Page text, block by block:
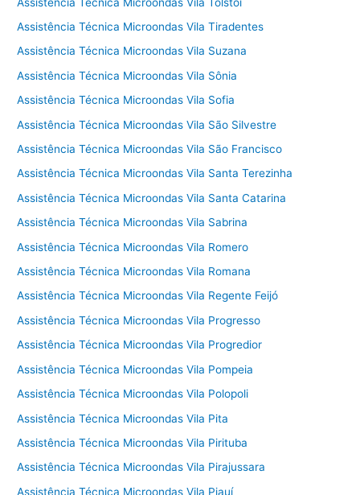
Assistência Técnica Microondas Vila Tiradentes
Assistência Técnica Microondas Vila Suzana
Assistência Técnica Microondas Vila Sônia
Assistência Técnica Microondas Vila Sofia
Assistência Técnica Microondas Vila São Silvestre
Assistência Técnica Microondas Vila São Francisco
Assistência Técnica Microondas Vila Santa Terezinha
Assistência Técnica Microondas Vila Santa Catarina
Assistência Técnica Microondas Vila Sabrina
Assistência Técnica Microondas Vila Romero
Assistência Técnica Microondas Vila Romana
Assistência Técnica Microondas Vila Regente Feijó
Assistência Técnica Microondas Vila Progresso
Assistência Técnica Microondas Vila Progredior
Assistência Técnica Microondas Vila Pompeia
Assistência Técnica Microondas Vila Polopoli
Assistência Técnica Microondas Vila Pita
Assistência Técnica Microondas Vila Pirituba
Assistência Técnica Microondas Vila Pirajussara
Assistência Técnica Microondas Vila Piauí